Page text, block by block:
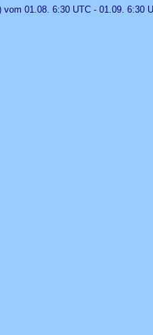
vom 01.08. 6:30 UTC - 01.09. 6:30